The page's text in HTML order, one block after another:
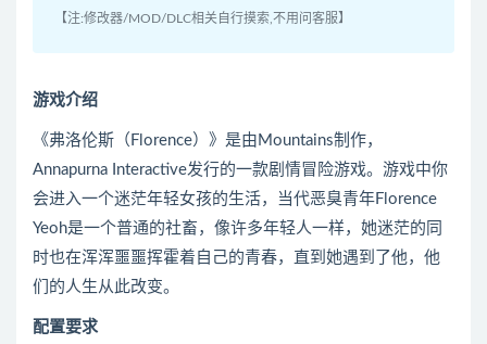
【注:修改器/MOD/DLC相关自行摸索,不用问客服】
游戏介绍
《弗洛伦斯（Florence）》是由Mountains制作，
Annapurna Interactive发行的一款剧情冒险游戏。游戏中你
会进入一个迷茫年轻女孩的生活，当代恶臭青年Florence
Yeoh是一个普通的社畜，像许多年轻人一样，她迷茫的同
时也在浑浑噩噩挥霍着自己的青春，直到她遇到了他，他
们的人生从此改变。
配置要求